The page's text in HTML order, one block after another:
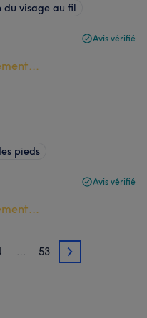
du visage au fil
Avis vérifié
pieds
Avis vérifié
… 53 4